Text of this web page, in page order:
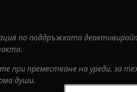
по поддръжката
при преместване на уреди, за
души.